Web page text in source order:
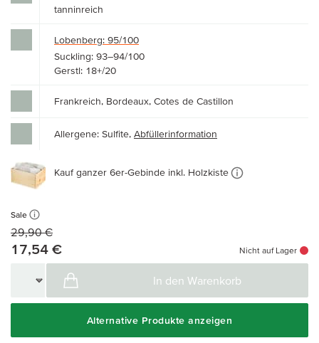
tanninreich
Lobenberg: 95/100
Suckling: 93–94/100
Gerstl: 18+/20
Frankreich, Bordeaux, Cotes de Castillon
Allergene: Sulfite, Abfüllerinformation
Kauf ganzer 6er-Gebinde inkl. Holzkiste
Sale
29,90 €
17,54 € Nicht auf Lager
In den Warenkorb
Alternative Produkte anzeigen